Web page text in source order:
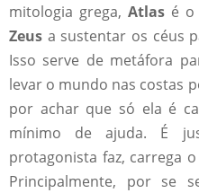
mitologia grega,Atlas é o
Zeus a sustentar os céus
Isso serve de metáfora
levar o mundo nas costas
por achar que só ela é
mínimo de ajuda. É
protagonista faz, carrega
Principalmente, por se